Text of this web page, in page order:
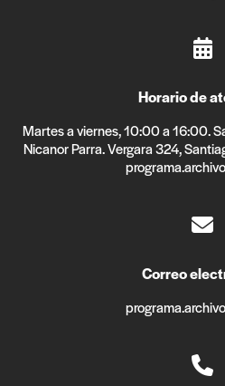
Horario de
Martes a viernes, 10:00 a 16:00.
Nicanor Parra. Vergara 324,
Correo